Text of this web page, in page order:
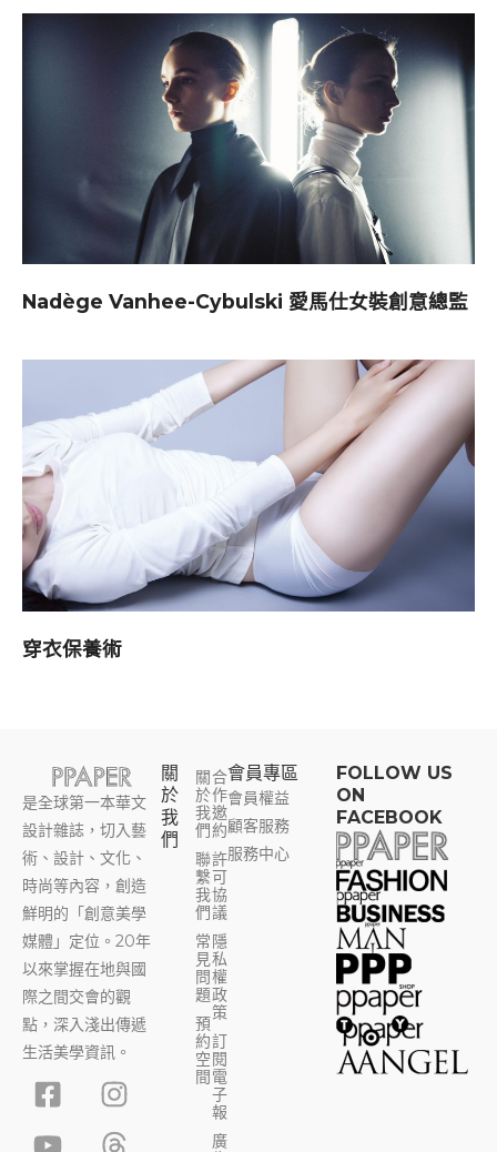
Nadège Vanhee-Cybulski 愛馬仕女裝創意總監
穿衣保養術
是全球第一本華文
設計雜誌，切入藝
術、設計、文化、
時尚等內容，創造
鮮明的「創意美學
媒體」定位。20年
以來掌握在地與國
際之間交會的觀
點，深入淺出傳遞
生活美學資訊。
F
a
c
I
n
s
Y
o
u
T
h
r
關
於
我
們
關
於
我
們
聯
繫
我
們
常
見
問
題
預
約
空
間
合
作
邀
約
許
可
協
議
隱
私
權
政
策
訂
閱
電
子
報
廣
會員專區​
會員權益
顧客服務
服務中心
FOLLOW US
ON
FACEBOOK